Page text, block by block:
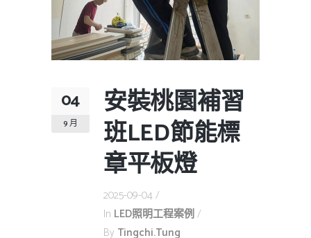
04
9 月
安裝桃園補習
班LED節能標
章平板燈
2025-09-04
In LED照明工程案例
By Tingchi.tung